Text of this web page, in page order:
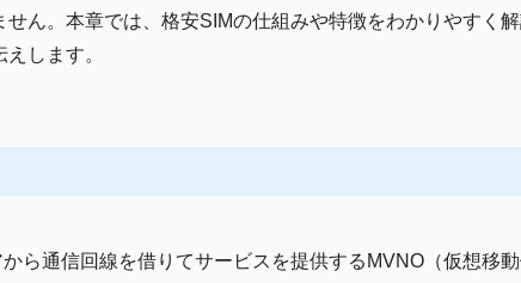
ん。本章では、格安SIMの仕組みや特徴をわかりやすく
します。
ら通信回線を借りてサービスを提供するMVNO（仮想移